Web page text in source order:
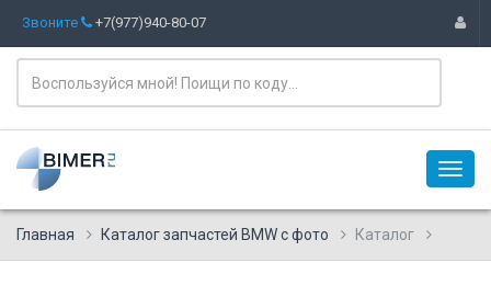
Звоните +7(977)940-80-07
Главная Каталог запчастей BMW с фото Каталог